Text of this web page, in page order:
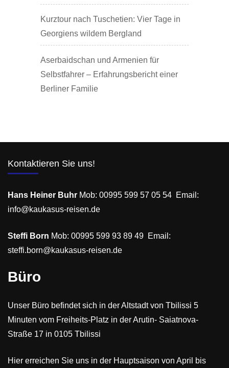
Kurztour nach Tuschetien: Vier Tage in
Georgiens wildem Bergland
Aserbaidschan und Armenien für
Selbstfahrer – Erfahrungsbericht einer
Berliner Familie
Kontaktieren Sie uns!
Hans Heiner Buhr Mob: 00995 599 57 05 54 Email:
info@kaukasus-reisen.de
Steffi Born Mob: 00995 599 93 89 49 Email:
steffi.born@kaukasus-reisen.de
Büro
Unser Büro befindet sich in der Altstadt von Tbilissi 5
Minuten vom Freiheits-Platz in der Arutin- Saiatnova-
Straße 17 in 0105 Tbilissi
Hier erreichen Sie uns in der Hauptsaison von April bis